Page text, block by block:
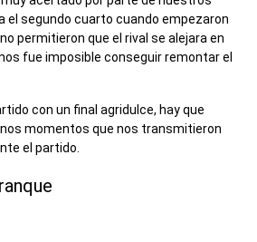
el segundo cuarto cuando empezaron
permitieron que el rival se alejara en
fue imposible conseguir remontar el
con un final agridulce, hay que
momentos que nos transmitieron
el partido.